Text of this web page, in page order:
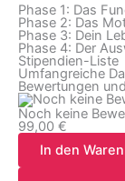
Phase 1: Das
Phase 2: Das
Phase 3: Dein
Phase 4: Der
Stipendien-Liste
Umfangreiche
Bewertungen
Noch keine
99,00 €
In den